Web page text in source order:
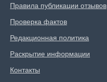
Правила публикации отзывов
Проверка фактов
Редакционная политика
Раскрытие информации
Контакты